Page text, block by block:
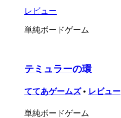
レビュー
単純ボードゲーム
テミュラーの環
ててあゲームズ • レビュー
単純ボードゲーム